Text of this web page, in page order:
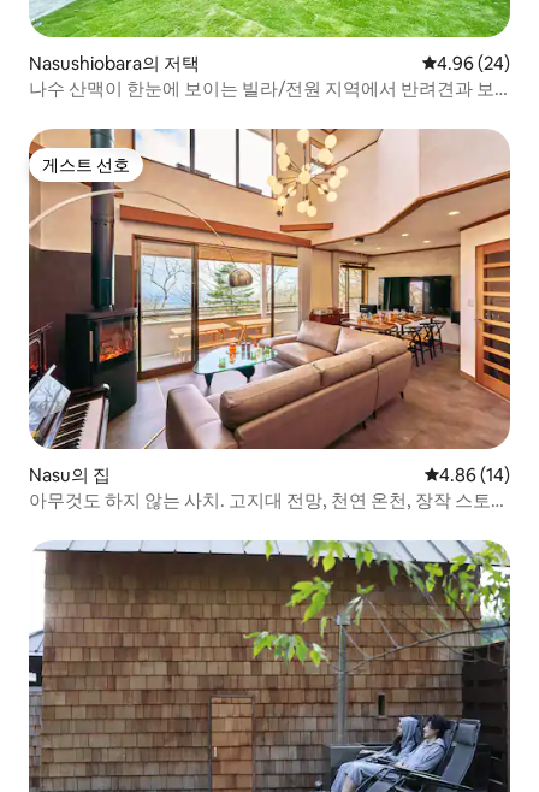
Nasushiobara의 저택 평점 4.96점(5
4.96 (24)
나수 산맥이 한눈에 보이는 빌라/전원 지역에서 반려견과 보
게스트 선호
게스트 선호
Nasu의 집 평점 4.86점(5
4.86 (14)
아무것도 하지 않는 사치. 고지대 전망, 천연 온천, 장작 스토브